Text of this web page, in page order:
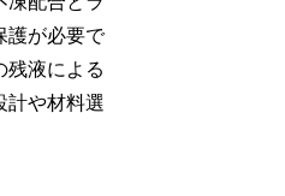
護が必要で
残液による
計や材料選